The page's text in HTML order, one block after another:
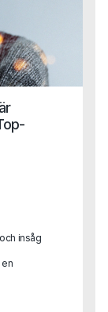
insåg
en